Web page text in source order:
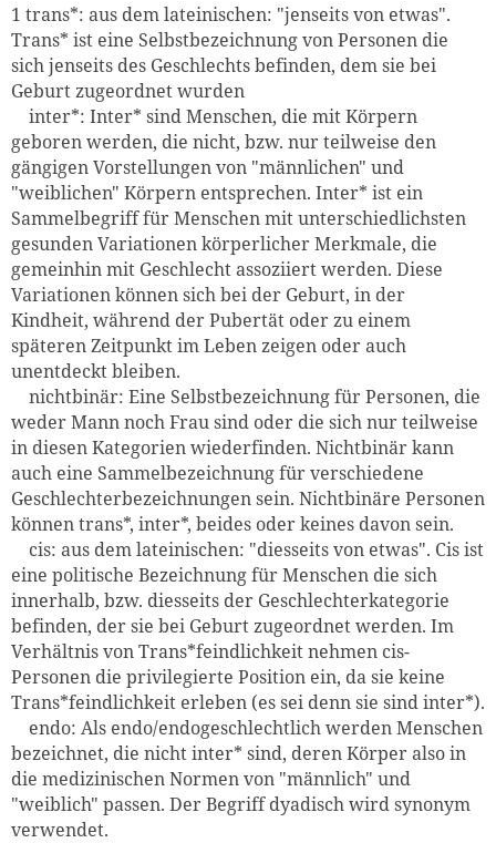
1 trans*: aus dem lateinischen: "jenseits von etwas".
Trans* ist eine Selbstbezeichnung von Personen die
sich jenseits des Geschlechts befinden, dem sie bei
Geburt zugeordnet wurden
inter*: Inter* sind Menschen, die mit Körpern
geboren werden, die nicht, bzw. nur teilweise den
gängigen Vorstellungen von "männlichen" und
"weiblichen" Körpern entsprechen. Inter* ist ein
Sammelbegriff für Menschen mit unterschiedlichsten
gesunden Variationen körperlicher Merkmale, die
gemeinhin mit Geschlecht assoziiert werden. Diese
Variationen können sich bei der Geburt, in der
Kindheit, während der Pubertät oder zu einem
späteren Zeitpunkt im Leben zeigen oder auch
unentdeckt bleiben.
nichtbinär: Eine Selbstbezeichnung für Personen, die
weder Mann noch Frau sind oder die sich nur teilweise
in diesen Kategorien wiederfinden. Nichtbinär kann
auch eine Sammelbezeichnung für verschiedene
Geschlechterbezeichnungen sein. Nichtbinäre Personen
können trans*, inter*, beides oder keines davon sein.
cis: aus dem lateinischen: "diesseits von etwas". Cis ist
eine politische Bezeichnung für Menschen die sich
innerhalb, bzw. diesseits der Geschlechterkategorie
befinden, der sie bei Geburt zugeordnet werden. Im
Verhältnis von Trans*feindlichkeit nehmen cis-
Personen die privilegierte Position ein, da sie keine
Trans*feindlichkeit erleben (es sei denn sie sind inter*).
endo: Als endo/endogeschlechtlich werden Menschen
bezeichnet, die nicht inter* sind, deren Körper also in
die medizinischen Normen von "männlich" und
"weiblich" passen. Der Begriff dyadisch wird synonym
verwendet.